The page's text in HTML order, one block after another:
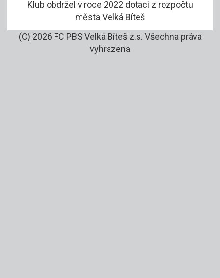
Klub obdržel v roce 2022 dotaci z rozpočtu
města Velká Bíteš
(C) 2026 FC PBS Velká Bíteš z.s. Všechna práva
vyhrazena